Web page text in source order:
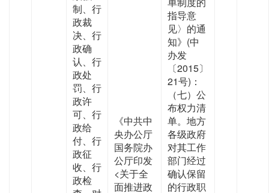
制、行
政裁
决、行
政确
认、行
政处
罚、行
政许
可、行
政给
付、行
政征
收、行
政检
《中共中
央办公厅
国务院办
公厅印发
<关于全
面推进政
指导意
见〉的通
知》(中
办发
〔2015〕
21号)：
（七）公
布权力清
单。地方
各级政府
对其工作
部门经过
确认保留
的行政职